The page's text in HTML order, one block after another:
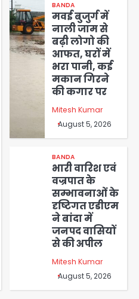
BANDA
मवई बुजुर्ग में
नाली जाम से
बढ़ी लोगो की
आफत, घरों में
भरा पानी, कई
मकान गिरने
की कगार पर
Mitesh Kumar
August 5, 2026
BANDA
भारी वारिश एवं
वज्रपात के
सम्भावनाओं के
दृष्टिगत एडीएम
ने बांदा में
जनपद वासियों
से की अपील
Mitesh Kumar
August 5, 2026